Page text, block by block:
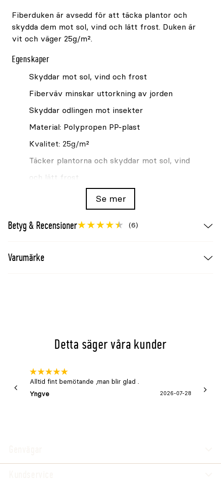
Fiberduken är avsedd för att täcka plantor och
skydda dem mot sol, vind och lätt frost. Duken är
vit och väger 25g/m².
Egenskaper
Skyddar mot sol, vind och frost
Fiberväv minskar uttorkning av jorden
Skyddar odlingen mot insekter
Material: Polypropen PP-plast
Kvalitet: 25g/m²
Täcker plantorna och skyddar mot sol, vind
och lätt frost
Se mer
Betyg & Recensioner (6)
Varumärke
Detta säger våra kunder
Alltid fint bemötande ,man blir glad .
Yngve
2026-07-28